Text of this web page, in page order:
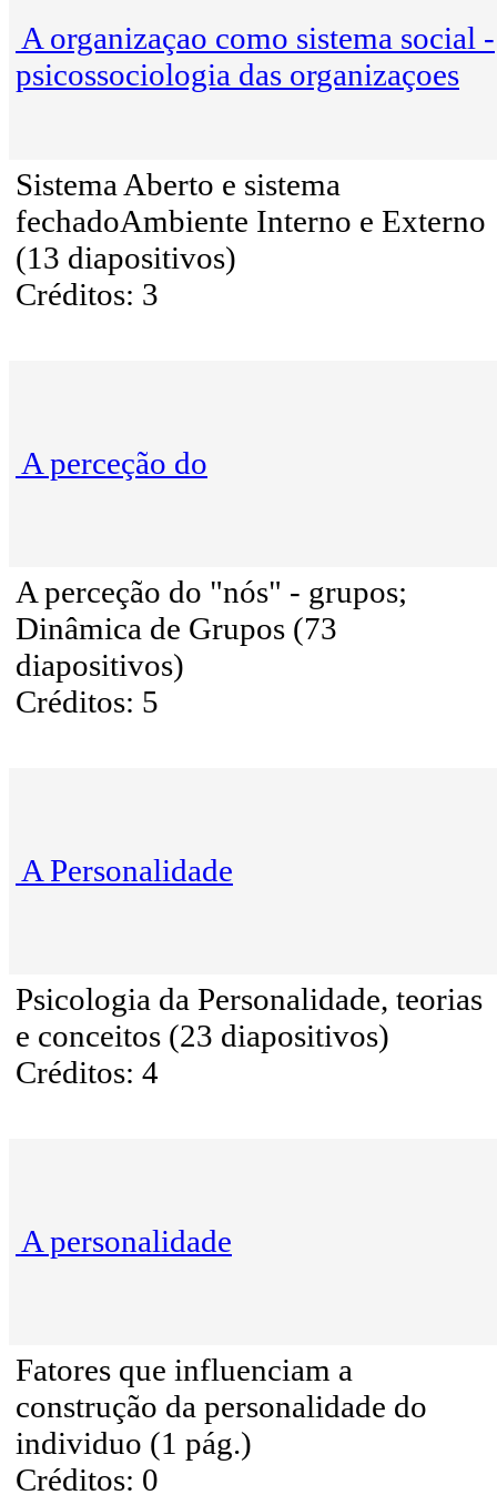
A organizaçao como sistema social -
psicossociologia das organizaçoes
Sistema Aberto e sistema
fechadoAmbiente Interno e Externo
(13 diapositivos)
Créditos: 3
A perceção do
A perceção do "nós" - grupos;
Dinâmica de Grupos (73
diapositivos)
Créditos: 5
A Personalidade
Psicologia da Personalidade, teorias
e conceitos (23 diapositivos)
Créditos: 4
A personalidade
Fatores que influenciam a
construção da personalidade do
individuo (1 pág.)
Créditos: 0